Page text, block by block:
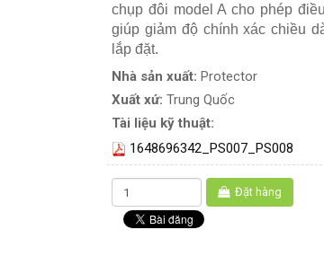
chụp đôi model A cho phép
giúp giảm độ chính xác chiều
lắp đặt.
Nhà sản xuất: Protector
Xuất xứ: Trung Quốc
Tài liệu kỹ thuật:
1648696342_PS007_PS008
Đặt hàng